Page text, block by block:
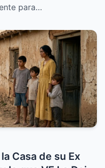
para…
Casa de su Ex